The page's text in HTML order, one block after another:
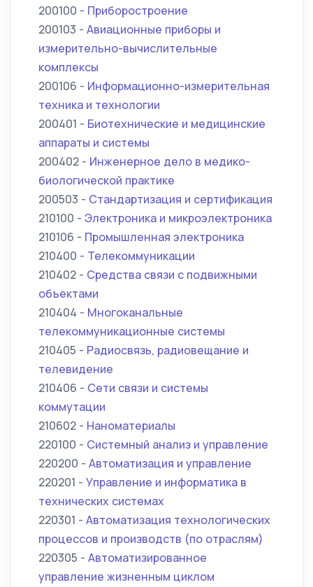
200100 - Приборостроение
200103 - Авиационные приборы и
измерительно-вычислительные
комплексы
200106 - Информационно-измерительная
техника и технологии
200401 - Биотехнические и медицинские
аппараты и системы
200402 - Инженерное дело в медико-
биологической практике
200503 - Стандартизация и сертификация
210100 - Электроника и микроэлектроника
210106 - Промышленная электроника
210400 - Телекоммуникации
210402 - Средства связи с подвижными
объектами
210404 - Многоканальные
телекоммуникационные системы
210405 - Радиосвязь, радиовещание и
телевидение
210406 - Сети связи и системы
коммутации
210602 - Наноматериалы
220100 - Системный анализ и управление
220200 - Автоматизация и управление
220201 - Управление и информатика в
технических системах
220301 - Автоматизация технологических
процессов и производств (по отраслям)
220305 - Автоматизированное
управление жизненным циклом